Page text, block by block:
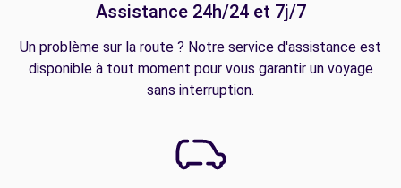
Assistance 24h/24 et 7j/7
Un problème sur la route ? Notre service d'assistance est
disponible à tout moment pour vous garantir un voyage
sans interruption.